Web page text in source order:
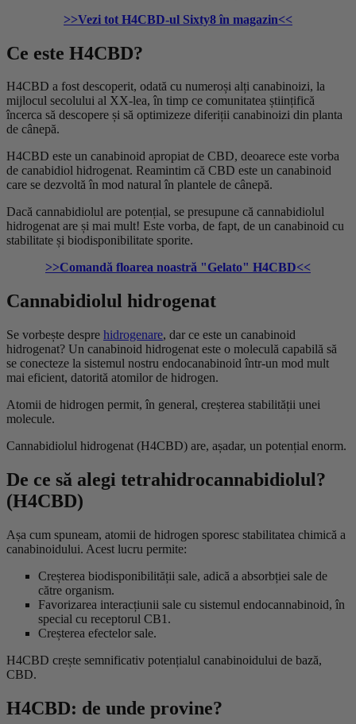
>>Vezi tot H4CBD-ul Sixty8 în magazin<<
Ce este H4CBD?
H4CBD a fost descoperit, odată cu numeroși alți canabinoizi, la
mijlocul secolului al XX-lea, în timp ce comunitatea științifică
încerca să descopere și să optimizeze diferiții canabinoizi din planta
de cânepă.
H4CBD este un canabinoid apropiat de CBD, deoarece este vorba
de canabidiol hidrogenat. Reamintim că CBD este un canabinoid
care se dezvoltă în mod natural în plantele de cânepă.
Dacă cannabidiolul are potențial, se presupune că cannabidiolul
hidrogenat are și mai mult! Este vorba, de fapt, de un canabinoid cu
stabilitate și biodisponibilitate sporite.
>>Comandă floarea noastră "Gelato" H4CBD<<
Cannabidiolul hidrogenat
Se vorbește despre hidrogenare, dar ce este un canabinoid
hidrogenat? Un canabinoid hidrogenat este o moleculă capabilă să
se conecteze la sistemul nostru endocanabinoid într-un mod mult
mai eficient, datorită atomilor de hidrogen.
Atomii de hidrogen permit, în general, creșterea stabilității unei
molecule.
Cannabidiolul hidrogenat (H4CBD) are, așadar, un potențial enorm.
De ce să alegi tetrahidrocannabidiolul?
(H4CBD)
Așa cum spuneam, atomii de hidrogen sporesc stabilitatea chimică a
canabinoidului. Acest lucru permite:
Creșterea biodisponibilității sale, adică a absorbției sale de
către organism.
Favorizarea interacțiunii sale cu sistemul endocannabinoid, în
special cu receptorul CB1.
Creșterea efectelor sale.
H4CBD crește semnificativ potențialul canabinoidului de bază,
CBD.
H4CBD: de unde provine?